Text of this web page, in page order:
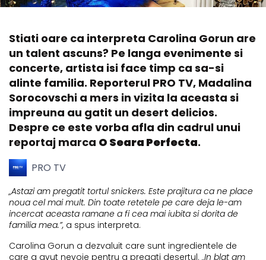
Stiati oare ca interpreta Carolina Gorun are
un talent ascuns? Pe langa evenimente si
concerte, artista isi face timp ca sa-si
alinte familia. Reporterul PRO TV, Madalina
Sorocovschi a mers in vizita la aceasta si
impreuna au gatit un desert delicios.
Despre ce este vorba afla din cadrul unui
reportaj marca O Seara Perfecta.
PRO TV
„Astazi am pregatit tortul snickers. Este prajitura ca ne place
noua cel mai mult. Din toate retetele pe care deja le-am
incercat aceasta ramane a fi cea mai iubita si dorita de
familia mea.”, a spus interpreta.
Carolina Gorun a dezvaluit care sunt ingredientele de
care a avut nevoie pentru a pregati desertul. „In blat am